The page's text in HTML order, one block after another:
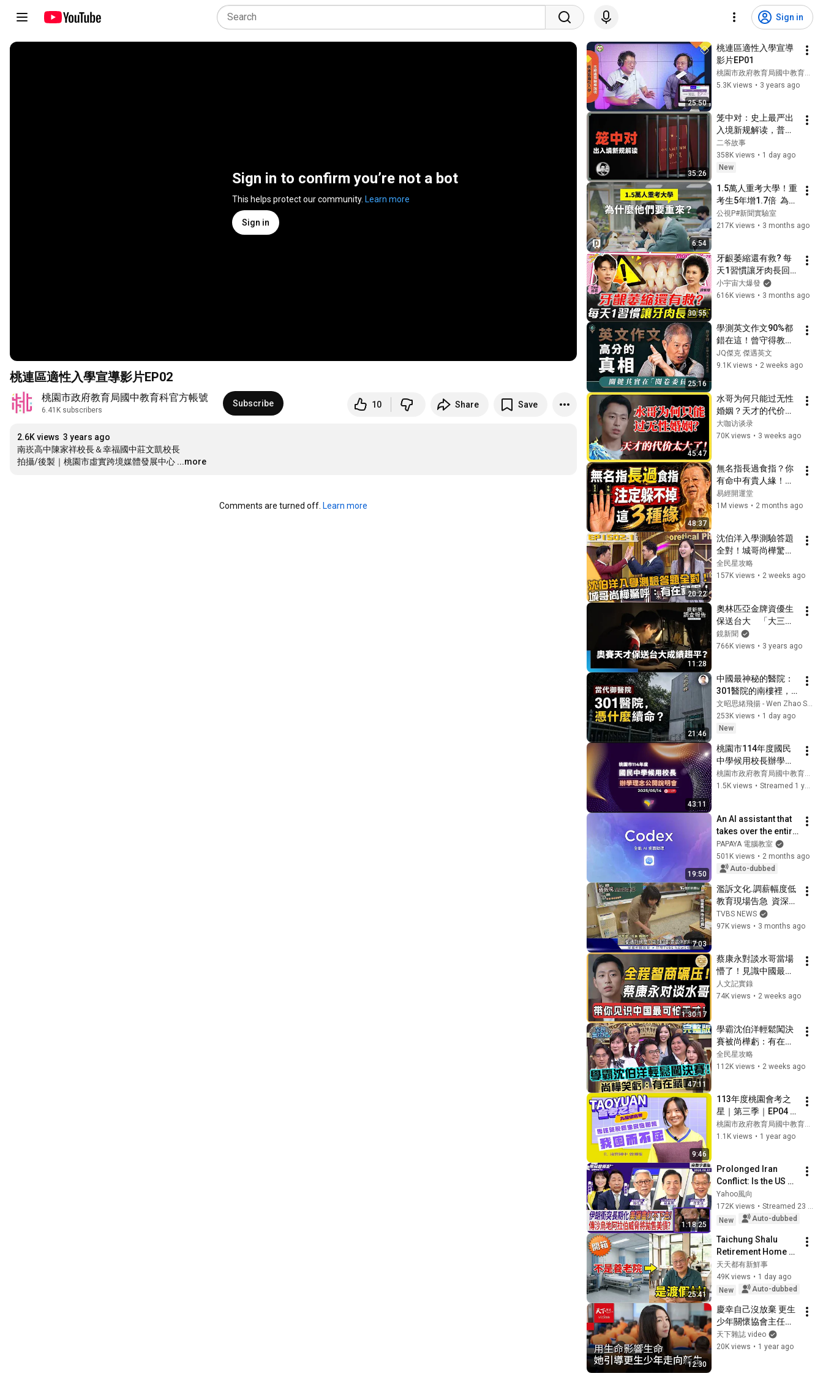
Sign in
Sign in to confirm you’re not a bot
This helps protect our community. Learn more
Sign in
桃連區適性入學宣導影片EP02
桃園市政府教育局國中教育科官方帳號
6.41K subscribers
Subscribe 10 Share Save
2.6K views 3 years ago
南崁高中陳家祥校長＆幸福國中莊文凱校長
拍攝/後製｜桃園市虛實跨境媒體發展中心 ...more
Comments are turned off. Learn more
25:50
桃連區適性入學宣導
影片EP01
桃園市政府教育局國中教育科官方帳號
5.3K views • 3 years ago
35:26
笼中对：史上最严出
入境新规解读，普通
人还有出国的机会
吗？
二爷故事
358K views • 1 day ago
New
6:54
1.5萬人重考大學！重
考生5年增1.7倍  為什
麼他們選擇重來？ ｜
公視P# 新聞實驗室
公視P#新聞實驗室
217K views • 3 months ago
30:55
牙齦萎縮還有救? 每
天1習慣讓牙肉長回來
ft. 炫晨 譚敦慈【 小宇
宙大爆發 】
小宇宙大爆發
616K views • 3 months ago
25:16
學測英文作文90%都
錯在這！曾守得教授
揭密：別再狂背單
字、亂抄閱讀
JQ傑克 傑遇英文
9.1K views • 2 weeks ago
45:47
水哥为何只能过无性
婚姻？天才的代价太
大！#圆桌派 #窦文
涛 #马未都 #梁文道
大咖访谈录
70K views • 3 weeks ago
48:37
無名指長過食指？你
有命中有貴人緣！今
生注定躲不掉這「3段
緣」#人生智慧 #命
智慧 #命理 #哲學 #
曾仕強 #易經 #正能
量
易經開運堂
1M views • 2 months ago
20:22
沈伯洋入學測驗答題
全對！城哥尚樺驚
呼：有在藏喔！
20260720 曾國城 曾
略】
全民星攻略
157K views • 2 weeks ago
11:28
奧林匹亞金牌資優生
保送台大　「大三後
成績趨平」？直擊天
才集訓營高壓路｜資
鏡新聞
766K views • 3 years ago
21:46
中國最神秘的醫院：
301醫院的南樓裡，
權力如何獲得另一套
生命規則？【文昭思
緒飛揚563】
文昭思緒飛揚 - Wen Zhao Studio
253K views • 1 day ago
New
43:11
桃園市114年度國民
中學候用校長辦學理
念公開說明會
桃園市政府教育局國中教育科官方帳號
1.5K views • Streamed 1 year ago
19:50
An AI assistant that
takes over the entire
Office suite! The
powerful Codex
handles everything
PAPAYA 電腦教室
501K views • 2 months ago
Auto-dubbed
7:03
濫訴文化.調薪幅度低
教育現場告急  資深師
嘆:引人入罪程序讓人
心寒｜鐵飯碗全員出
TVBS NEWS
97K views • 3 months ago
1:30:17
蔡康永對談水哥當場
懵了！見識中國最可
怕的天才，這跟超能
力有啥不同？根本不
#许子东#尹烨#圆桌
派#圆桌派第八季 #
文明之旅  #人文紀實
錄
人文記實錄
74K views • 2 weeks ago
47:11
學霸沈伯洋輕鬆闖決
賽被尚樺虧：有在藏
喔！陳玉珍曝酒量不
好謙虛喊「大概半
玟學 最接地氣候選人
EP1502【全民星攻
略】
全民星攻略
112K views • 2 weeks ago
9:46
113年度桃園會考之
星｜第三季｜EP04 ｜
凌雲國中
桃園市政府教育局國中教育科官方帳號
1.1K views • 1 year ago
1:18:25
Prolonged Iran
Conflict: Is the US
Running Out of
Options? Rumors of
Saudi Arabia
Yahoo風向
172K views •
Streamed 23 hours ago
New
Auto-dubbed
25:41
Taichung Shalu
Retirement Home
Unboxing: A New
Alternative Beyond
Chang Gung Health
天天都有新鮮事
49K views • 1 day ago
New
Auto-dubbed
12:30
慶幸自己沒放棄 更生
少年關懷協會主任陳
彥君：在六道門後，
聽他們說話｜新職人
天下雜誌 video
20K views • 1 year ago